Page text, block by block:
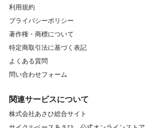
サイクリング
サイクリングスポット
サイクリングロード
サドル サービス
シクロクロス シティサイクル
スイーツ スクール
利用規約
プライバシーポリシー
著作権・商標について
特定商取引法に基づく表記
よくある質問
問い合わせフォーム
関連サービスについて
株式会社あさひ総合サイト